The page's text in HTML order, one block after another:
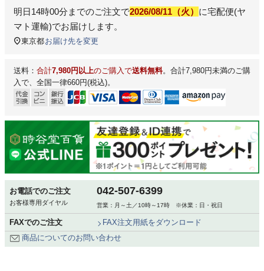
明日14時00分 までのご注文で2026/08/11（火） に宅配便(ヤ
マト運輸)でお届けします。
東京都お届け先を変更
送料： 合計7,980円以上のご購入で送料無料。合計7,980円未満のご購
入で、全国一律660円(税込)。
お電話でのご注文
お客様専用ダイヤル
042-507-6399
営業：月～土／10時～17時 ※休業：日・祝日
FAXでのご注文
FAX注文用紙をダウンロード
商品についてのお問い合わせ